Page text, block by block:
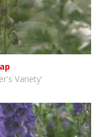
Variety'